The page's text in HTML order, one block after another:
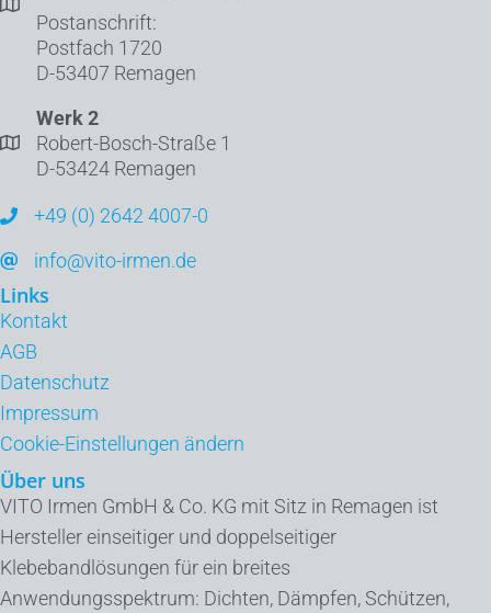
Postanschrift:
Postfach 1720
D-53407 Remagen
Werk 2
Robert-Bosch-Straße 1
D-53424 Remagen
+49 (0) 2642 4007-0
info@vito-irmen.de
Links
Kontakt
AGB
Datenschutz
Impressum
Cookie-Einstellungen ändern
Über uns
VITO Irmen GmbH & Co. KG mit Sitz in Remagen ist
Hersteller einseitiger und doppelseitiger
Klebebandlösungen für ein breites
Anwendungsspektrum: Dichten, Dämpfen, Schützen,